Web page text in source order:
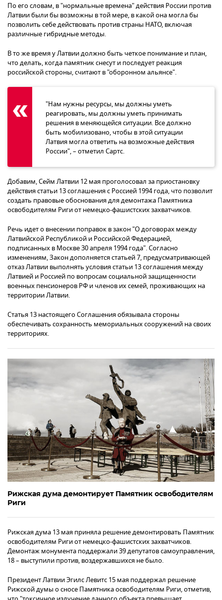
По его словам, в "нормальные времена" действия России против
Латвии были бы возможны в той мере, в какой она могла бы
позволить себе действовать против страны НАТО, включая
различные гибридные методы.
В то же время у Латвии должно быть четкое понимание и план,
что делать, когда памятник снесут и последует реакция
российской стороны, считают в "оборонном альянсе".
"Нам нужны ресурсы, мы должны уметь
реагировать, мы должны уметь принимать
решения в меняющейся ситуации. Все должно
быть мобилизовано, чтобы в этой ситуации
Латвия могла ответить на возможные действия
России", – отметил Сартс.
Добавим, Сейм Латвии 12 мая проголосовал за приостановку
действия статьи 13 соглашения с Россией 1994 года, что позволит
создать правовые обоснования для демонтажа Памятника
освободителям Риги от немецко-фашистских захватчиков.
Речь идет о внесении поправок в закон "О договорах между
Латвийской Республикой и Российской Федерацией,
подписанных в Москве 30 апреля 1994 года". Согласно
изменениям, Закон дополняется статьей 7, предусматривающей
отказ Латвии выполнять условия статьи 13 соглашения между
Латвией и Россией по вопросам социальной защищенности
военных пенсионеров РФ и членов их семей, проживающих на
территории Латвии.
Статья 13 настоящего Соглашения обязывала стороны
обеспечивать сохранность мемориальных сооружений на своих
территориях.
Рижская дума демонтирует Памятник освободителям
Риги
Рижская дума 13 мая приняла решение демонтировать Памятник
освободителям Риги от немецко-фашистских захватчиков.
Демонтаж монумента поддержали 39 депутатов самоуправления,
18 – выступили против, воздержавшихся не было.
Президент Латвии Эгилс Левитс 15 мая поддержал решение
Рижской думы о сносе Памятника освободителям Риги, отметив,